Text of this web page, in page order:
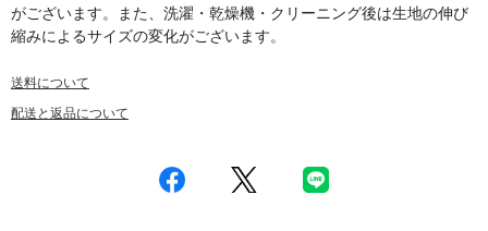
がございます。また、洗濯・乾燥機・クリーニング後は生地の伸び
縮みによるサイズの変化がございます。
送料について
配送と返品について